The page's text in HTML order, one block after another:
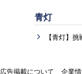
青灯
【青灯】挑
広告掲載について 企業